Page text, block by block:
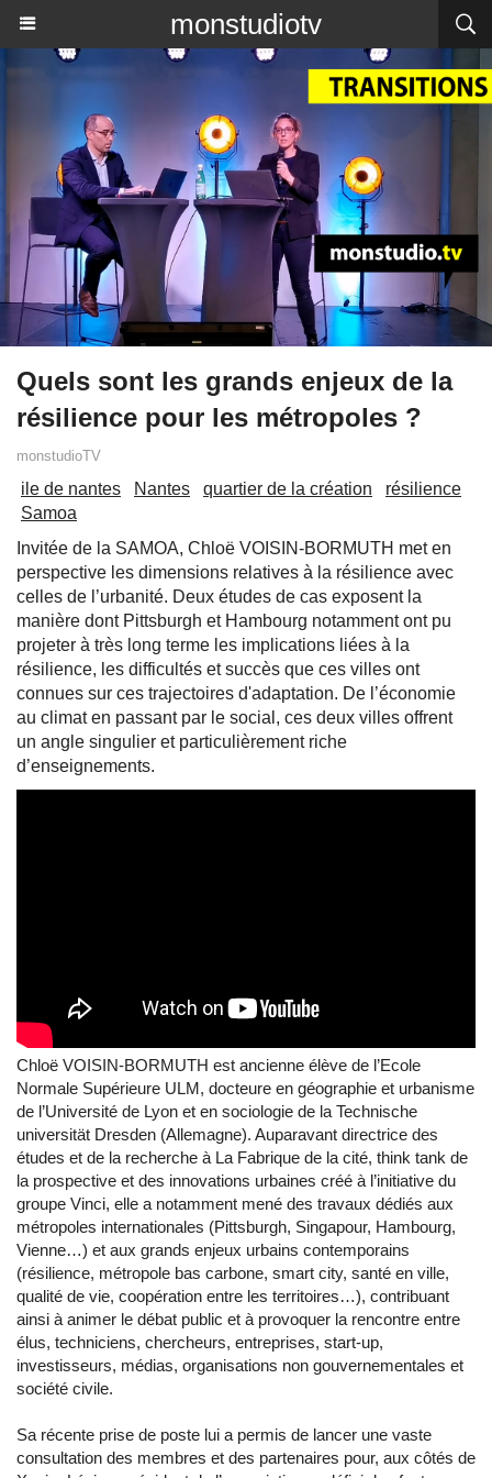
monstudiotv
Quels sont les grands enjeux de la
résilience pour les métropoles ?
monstudioTV
ile de nantes Nantes quartier de la création
résilience
Samoa
Invitée de la SAMOA, Chloë VOISIN-BORMUTH met en
perspective les dimensions relatives à la résilience avec
celles de l’urbanité. Deux études de cas exposent la
manière dont Pittsburgh et Hambourg notamment ont pu
projeter à très long terme les implications liées à la
résilience, les difficultés et succès que ces villes ont
connues sur ces trajectoires d'adaptation. De l’économie
au climat en passant par le social, ces deux villes offrent
un angle singulier et particulièrement riche
d’enseignements.
Chloë VOISIN-BORMUTH est ancienne élève de l’Ecole
Normale Supérieure ULM, docteure en géographie et urbanisme
de l’Université de Lyon et en sociologie de la Technische
universität Dresden (Allemagne). Auparavant directrice des
études et de la recherche à La Fabrique de la cité, think tank de
la prospective et des innovations urbaines créé à l’initiative du
groupe Vinci, elle a notamment mené des travaux dédiés aux
métropoles internationales (Pittsburgh, Singapour, Hambourg,
Vienne…) et aux grands enjeux urbains contemporains
(résilience, métropole bas carbone, smart city, santé en ville,
qualité de vie, coopération entre les territoires…), contribuant
ainsi à animer le débat public et à provoquer la rencontre entre
élus, techniciens, chercheurs, entreprises, start-up,
investisseurs, médias, organisations non gouvernementales et
société civile.
Sa récente prise de poste lui a permis de lancer une vaste
consultation des membres et des partenaires pour, aux côtés de